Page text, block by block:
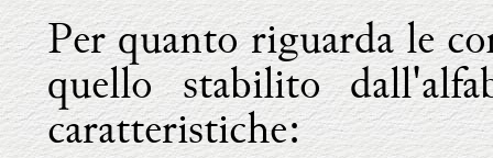
Per quanto riguarda le
quello stabilito
caratteristiche: